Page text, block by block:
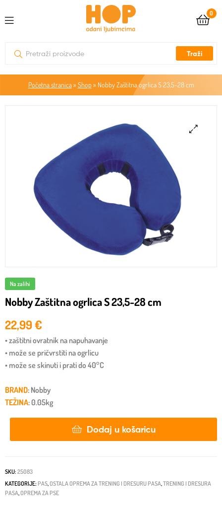
0
Traži
Početna stranica» Shop» Nobby Zaštitna ogrlica S 23,5-28 cm
Na zalihi
Nobby Zaštitna ogrlica S 23,5-28 cm
22,99€
• zaštitni ovratnik na napuhavanje
• može se pričvrstiti na ogrlicu
• može se skinuti i prati do 40°C
BRAND: Nobby
TEŽINA: 0.05kg
Dodaj u košaricu
SKU: 25083
KATEGORIJE: PAS,OSTALA OPREMA ZA TRENING I DRESURU PASA,TRENING I DRESURA
PASA,OPREMA ZA PSE